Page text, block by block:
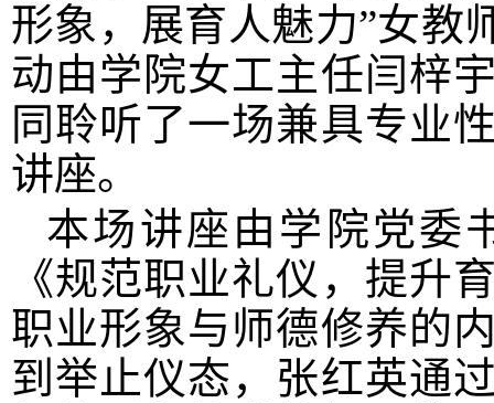
形象，展育人魅力”女教
动由学院女工主任闫梓
同聆听了一场兼具专业
讲座。
本场讲座由学院党委
《规范职业礼仪，提升
职业形象与师德修养的
到举止仪态，张红英通